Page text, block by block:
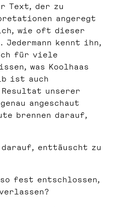
Text, der zu
angeregt
wie oft dieser
kennt ihn,
für viele
was Koolhaas
ist auch
Resultat unserer
angeschaut
brennen darauf,
enttäuscht zu
fest entschlossen,